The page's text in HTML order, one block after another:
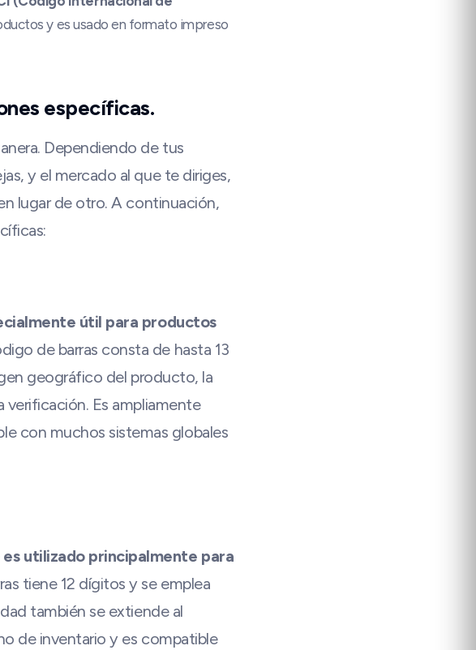
y es usado en formato impreso
específicas.
Dependiendo de tus
y el mercado al que te diriges,
lugar de otro. A continuación,
útil para productos
de barras consta de hasta 13
geográfico del producto, la
Es ampliamente
con muchos sistemas globales
es utilizado principalmente para
tiene 12 dígitos y se emplea
también se extiende al
de inventario y es compatible